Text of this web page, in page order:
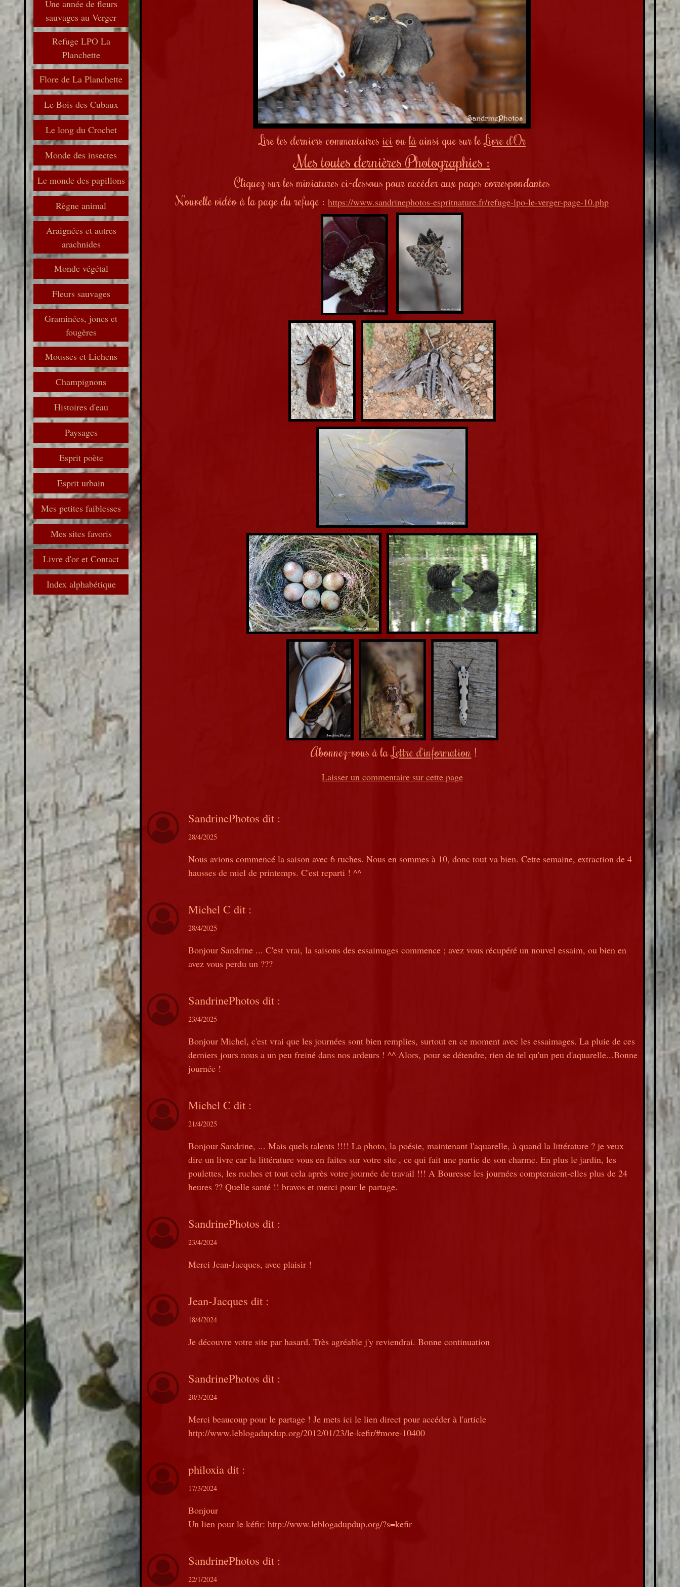
Une année de fleurs
sauvages au Verger
Refuge LPO La
Planchette
Flore de La Planchette
Le Bois des Cubaux
Le long du Crochet
Monde des insectes
Le monde des papillons
Règne animal
Araignées et autres
arachnides
Monde végétal
Fleurs sauvages
Graminées, joncs et
fougères
Mousses et Lichens
Champignons
Histoires d'eau
Paysages
Esprit poète
Esprit urbain
Mes petites faiblesses
Mes sites favoris
Livre d'or et Contact
Index alphabétique
Lire les derniers commentaires icioulàainsi que sur leLivre d'Or
Mes toutes dernières Photographies :
Cliquez sur les miniatures ci-dessous pour accéder aux pages correspondantes
Nouvelle vidéo à la page du refuge :https://www.sandrinephotos-espritnature.fr/refuge-lpo-le-verger-page-10.php
Abonnez-vous à laLettre d'information !
Laisser un commentaire sur cette page
SandrinePhotos dit :
28/4/2025
Nous avions commencé la saison avec 6 ruches. Nous en sommes à 10, donc tout va bien. Cette semaine, extraction de 4
hausses de miel de printemps. C'est reparti ! ^^
Michel C dit :
28/4/2025
Bonjour Sandrine ... C'est vrai, la saisons des essaimages commence ; avez vous récupéré un nouvel essaim, ou bien en
avez vous perdu un ???
SandrinePhotos dit :
23/4/2025
Bonjour Michel, c'est vrai que les journées sont bien remplies, surtout en ce moment avec les essaimages. La pluie de ces
derniers jours nous a un peu freiné dans nos ardeurs ! ^^ Alors, pour se détendre, rien de tel qu'un peu d'aquarelle...Bonne
journée !
Michel C dit :
21/4/2025
Bonjour Sandrine, ... Mais quels talents !!!! La photo, la poésie, maintenant l'aquarelle, à quand la littérature ? je veux
dire un livre car la littérature vous en faites sur votre site , ce qui fait une partie de son charme. En plus le jardin, les
poulettes, les ruches et tout cela après votre journée de travail !!! A Bouresse les journées compteraient-elles plus de 24
heures ?? Quelle santé !! bravos et merci pour le partage.
SandrinePhotos dit :
23/4/2024
Merci Jean-Jacques, avec plaisir !
Jean-Jacques dit :
18/4/2024
Je découvre votre site par hasard. Très agréable j'y reviendrai. Bonne continuation
SandrinePhotos dit :
20/3/2024
Merci beaucoup pour le partage ! Je mets ici le lien direct pour accéder à l'article
http://www.leblogadupdup.org/2012/01/23/le-kefir/#more-10400
philoxia dit :
17/3/2024
Bonjour
Un lien pour le kéfir: http://www.leblogadupdup.org/?s=kefir
SandrinePhotos dit :
22/1/2024